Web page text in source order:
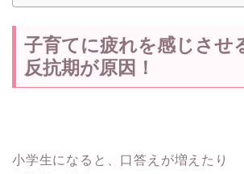
子育てに疲れを感じさせ
反抗期が原因！
小学生になると、口答えが増えたり